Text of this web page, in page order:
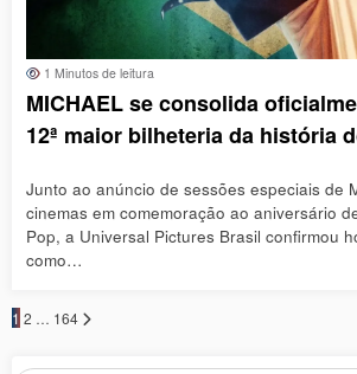
1 Minutos de leitura
MICHAEL se consolida
12ª maior bilheteria da história
Junto ao anúncio de sessões especiais de
cinemas em comemoração ao aniversário
Pop, a Universal Pictures Brasil confirmou
como…
Paginação
1 2 … 164